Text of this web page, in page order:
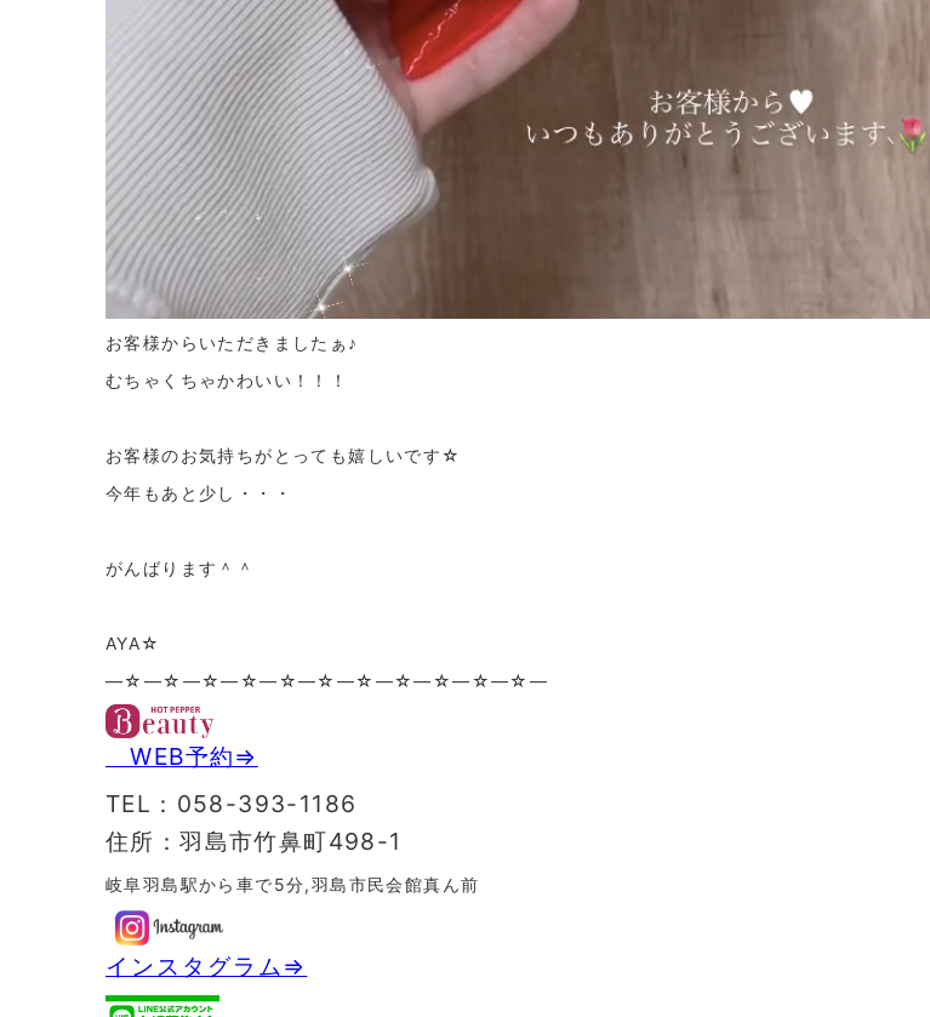
お客様からいただきましたぁ♪
むちゃくちゃかわいい！！！
お客様のお気持ちがとっても嬉しいです☆
今年もあと少し・・・
がんばります＾＾
AYA☆
—☆—☆—☆—☆—☆—☆—☆—☆—☆—☆—☆—
WEB予約⇒
TEL：058-393-1186
住所：羽島市竹鼻町498-1
岐阜羽島駅から車で5分,羽島市民会館真ん前
インスタグラム⇒